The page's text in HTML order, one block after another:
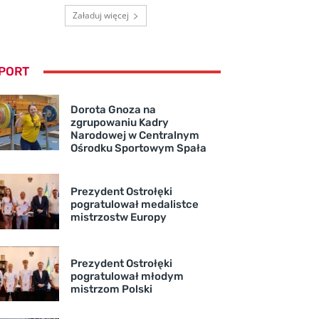
Załaduj więcej
Dorota Gnoza na
zgrupowaniu Kadry
Narodowej w Centralnym
Ośrodku Sportowym Spała
Prezydent Ostrołęki
pogratulował medalistce
mistrzostw Europy
Prezydent Ostrołęki
pogratulował młodym
mistrzom Polski